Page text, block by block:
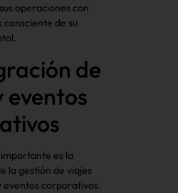
operaciones con
consciente de su
de
eventos
es la
la gestión de viajes
eventos corporativos.